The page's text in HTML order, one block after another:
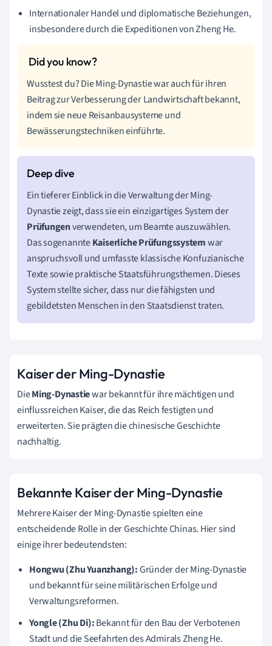
Internationaler Handel und diplomatische Beziehungen,
insbesondere durch die Expeditionen von Zheng He.
Wusstest du? Die Ming-Dynastie war auch für ihren
Beitrag zur Verbesserung der Landwirtschaft bekannt,
indem sie neue Reisanbausysteme und
Bewässerungstechniken einführte.
Ein tieferer Einblick in die Verwaltung der Ming-
Dynastie zeigt, dass sie ein einzigartiges System der
Prüfungenverwendeten, um Beamte auszuwählen.
Das sogenannteKaiserliche Prüfungssystemwar
anspruchsvoll und umfasste klassische Konfuzianische
Texte sowie praktische Staatsführungsthemen. Dieses
System stellte sicher, dass nur die fähigsten und
gebildetsten Menschen in den Staatsdienst traten.
Kaiser der Ming-Dynastie
DieMing-Dynastiewar bekannt für ihre mächtigen und
einflussreichen Kaiser, die das Reich festigten und
erweiterten. Sie prägten die chinesische Geschichte
nachhaltig.
Bekannte Kaiser der Ming-Dynastie
Mehrere Kaiser der Ming-Dynastie spielten eine
entscheidende Rolle in der Geschichte Chinas. Hier sind
einige ihrer bedeutendsten:
Hongwu (Zhu Yuanzhang):Gründer der Ming-Dynastie
und bekannt für seine militärischen Erfolge und
Verwaltungsreformen.
Yongle (Zhu Di):Bekannt für den Bau der Verbotenen
Stadt und die Seefahrten des Admirals Zheng He.